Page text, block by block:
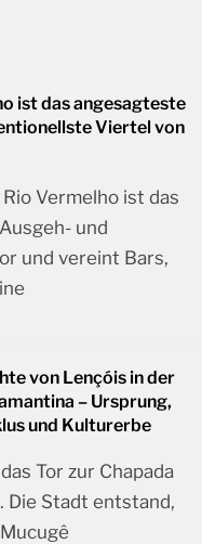
ist das angesagteste
Viertel von
Vermelho ist das
und
und vereint Bars,
von Lençóis in der
– Ursprung,
und Kulturerbe
Tor zur Chapada
Die Stadt entstand,